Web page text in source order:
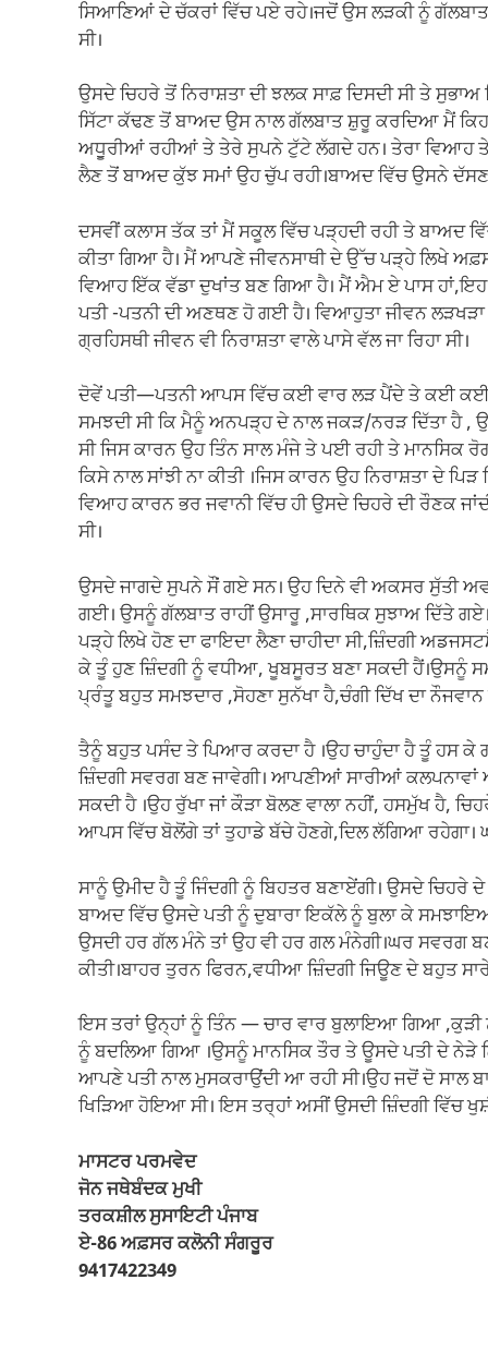
ਸਿਆਣਿਆਂ ਦੇ ਚੱਕਰਾਂ ਵਿੱਚ ਪਏ ਰਹੇ।ਜਦੋਂ ਉਸ ਲੜਕੀ ਨੂੰ
ਸੀ।
ਉਸਦੇ ਚਿਹਰੇ ਤੋਂ ਨਿਰਾਸ਼ਤਾ ਦੀ ਝਲਕ ਸਾਫ਼ ਦਿਸਦੀ ਸੀ ਤੇ
ਸਿੱਟਾ ਕੱਢਣ ਤੋਂ ਬਾਅਦ ਉਸ ਨਾਲ ਗੱਲਬਾਤ ਸ਼ੁਰੂ ਕਰਦਿਆ ਮੈਂ
ਅਧੁੂਰੀਆਂ ਰਹੀਆਂ ਤੇ ਤੇਰੇ ਸੁਪਨੇ ਟੁੱਟੇ ਲੱਗਦੇ ਹਨ। ਤੇਰਾ ਵਿਆਹ
ਲੈਣ ਤੋਂ ਬਾਅਦ ਕੁੱਝ ਸਮਾਂ ਉਹ ਚੁੱਪ ਰਹੀ।ਬਾਅਦ ਵਿੱਚ ਉਸਨੇ
ਦਸਵੀਂ ਕਲਾਸ ਤੱਕ ਤਾਂ ਮੈਂ ਸਕੂਲ ਵਿੱਚ ਪੜ੍ਹਦੀ ਰਹੀ ਤੇ ਬਾਅਦ
ਕੀਤਾ ਗਿਆ ਹੈ। ਮੈਂ ਆਪਣੇ ਜੀਵਨਸਾਥੀ ਦੇ ਉੱਚ ਪੜ੍ਹੇ ਲਿਖੇ
ਵਿਆਹ ਇੱਕ ਵੱਡਾ ਦੁਖਾਂਤ ਬਣ ਗਿਆ ਹੈ। ਮੈਂ ਐਮ ਏ ਪਾਸ
ਪਤੀ -ਪਤਨੀ ਦੀ ਅਣਥਣ ਹੋ ਗਈ ਹੈ। ਵਿਆਹੁਤਾ ਜੀਵਨ
ਗ੍ਰਹਿਸਥੀ ਜੀਵਨ ਵੀ ਨਿਰਾਸ਼ਤਾ ਵਾਲੇ ਪਾਸੇ ਵੱਲ ਜਾ ਰਿਹਾ ਸੀ।
ਦੋਵੇਂ ਪਤੀ—ਪਤਨੀ ਆਪਸ ਵਿੱਚ ਕਈ ਵਾਰ ਲੜ ਪੈਂਦੇ ਤੇ ਕਈ ਕਈ
ਸਮਝਦੀ ਸੀ ਕਿ ਮੈਨੂੰ ਅਨਪੜ੍ਹ ਦੇ ਨਾਲ ਜਕੜ/ਨਰੜ ਦਿੱਤਾ ਹੈ
ਸੀ ਜਿਸ ਕਾਰਨ ਉਹ ਤਿੰਨ ਸਾਲ ਮੰਜੇ ਤੇ ਪਈ ਰਹੀ ਤੇ
ਕਿਸੇ ਨਾਲ ਸਾਂਝੀ ਨਾ ਕੀਤੀ ।ਜਿਸ ਕਾਰਨ ਉਹ ਨਿਰਾਸ਼ਤਾ ਦੇ
ਵਿਆਹ ਕਾਰਨ ਭਰ ਜਵਾਨੀ ਵਿੱਚ ਹੀ ਉਸਦੇ ਚਿਹਰੇ ਦੀ ਰੌਣਕ
ਸੀ।
ਉਸਦੇ ਜਾਗਦੇ ਸੁਪਨੇ ਸੌਂ ਗਏ ਸਨ। ਉਹ ਦਿਨੇ ਵੀ ਅਕਸਰ ਸੁੱਤੀ
ਗਈ। ਉਸਨੂੰ ਗੱਲਬਾਤ ਰਾਹੀਂ ਉਸਾਰੂ ,ਸਾਰਥਿਕ ਸੁਝਾਅ ਦਿੱਤੇ
ਪੜ੍ਹੇ ਲਿਖੇ ਹੋਣ ਦਾ ਫਾਇਦਾ ਲੈਣਾ ਚਾਹੀਦਾ ਸੀ,ਜ਼ਿੰਦਗੀ
ਕੇ ਤੂੰ ਹੁਣ ਜ਼ਿੰਦਗੀ ਨੂੰ ਵਧੀਆ, ਖੂਬਸੂਰਤ ਬਣਾ ਸਕਦੀ ਹੈਂ।ਉਸਨੂੰ
ਪ੍ਰੰਤੂ ਬਹੁਤ ਸਮਝਦਾਰ ,ਸੋਹਣਾ ਸੁਨੱਖਾ ਹੈ,ਚੰਗੀ ਦਿੱਖ ਦਾ
ਤੈਨੂੰ ਬਹੁਤ ਪਸੰਦ ਤੇ ਪਿਆਰ ਕਰਦਾ ਹੈ ।ਉਹ ਚਾਹੁੰਦਾ ਹੈ ਤੂੰ ਹਸ
ਜ਼ਿੰਦਗੀ ਸਵਰਗ ਬਣ ਜਾਵੇਗੀ। ਆਪਣੀਆਂ ਸਾਰੀਆਂ
ਸਕਦੀ ਹੈ ।ਉਹ ਰੁੱਖਾ ਜਾਂ ਕੌੜਾ ਬੋਲਣ ਵਾਲਾ ਨਹੀਂ, ਹਸਮੁੱਖ ਹੈ,
ਆਪਸ ਵਿੱਚ ਬੋਲੋਂਗੇ ਤਾਂ ਤੁਹਾਡੇ ਬੱਚੇ ਹੋਣਗੇ,ਦਿਲ ਲੱਗਿਆ ਰਹੇਗਾ।
ਸਾਨੂੰ ਉਮੀਦ ਹੈ ਤੂੰ ਜਿੰਦਗੀ ਨੂੰ ਬਿਹਤਰ ਬਣਾਏਂਗੀ। ਉਸਦੇ ਚਿਹਰੇ
ਬਾਅਦ ਵਿੱਚ ਉਸਦੇ ਪਤੀ ਨੂੰ ਦੁਬਾਰਾ ਇਕੱਲੇ ਨੂੰ ਬੁਲਾ ਕੇ
ਉਸਦੀ ਹਰ ਗੱਲ ਮੰਨੇ ਤਾਂ ਉਹ ਵੀ ਹਰ ਗਲ ਮੰਨੇਗੀ।ਘਰ ਸਵਰਗ
ਕੀਤੀ।ਬਾਹਰ ਤੁਰਨ ਫਿਰਨ,ਵਧੀਆ ਜ਼ਿੰਦਗੀ ਜਿਊਣ ਦੇ ਬਹੁਤ
ਇਸ ਤਰਾਂ ਉਨ੍ਹਾਂ ਨੂੰ ਤਿੰਨ — ਚਾਰ ਵਾਰ ਬੁਲਾਇਆ ਗਿਆ ,ਕੁੜੀ
ਨੂੰ ਬਦਲਿਆ ਗਿਆ ।ਉਸਨੂੰ ਮਾਨਸਿਕ ਤੌਰ ਤੇ ਊਸਦੇ ਪਤੀ ਦੇ ਨੇੜੇ
ਆਪਣੇ ਪਤੀ ਨਾਲ ਮੁਸਕਰਾਉਂਦੀ ਆ ਰਹੀ ਸੀ।ਉਹ ਜਦੋਂ ਦੋ ਸਾਲ
ਖਿੜਿਆ ਹੋਇਆ ਸੀ। ਇਸ ਤਰ੍ਹਾਂ ਅਸੀਂ ਉਸਦੀ ਜ਼ਿੰਦਗੀ ਵਿੱਚ
ਮਾਸਟਰ ਪਰਮਵੇਦ
ਜੋਨ ਜਥੇਬੰਦਕ ਮੁਖੀ
ਤਰਕਸ਼ੀਲ ਸੁਸਾਇਟੀ ਪੰਜਾਬ
ਏ-86 ਅਫ਼ਸਰ ਕਲੋਨੀ ਸੰਗਰੂਰ
9417422349